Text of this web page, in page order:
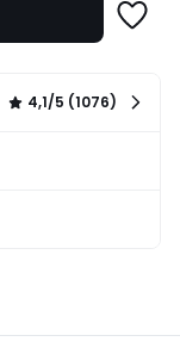
liste
4,1/5 (1076)